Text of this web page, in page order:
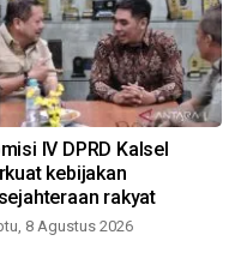
IV DPRD Kalsel
kebijakan
rakyat
8 Agustus 2026